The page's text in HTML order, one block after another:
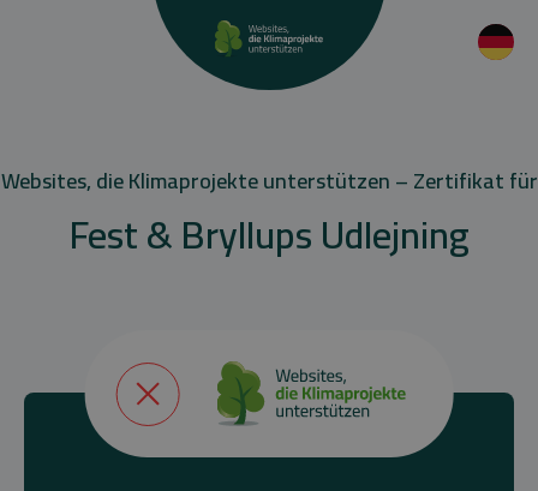
Websites, die Klimaprojekte unterstützen – Zertifikat für
Fest & Bryllups Udlejning